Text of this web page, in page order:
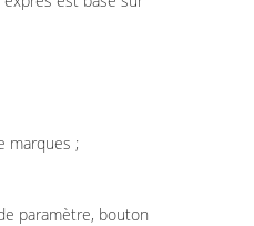
marques ;
paramètre, bouton